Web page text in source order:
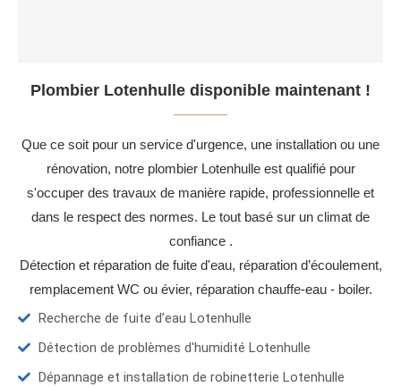
Plombier Lotenhulle disponible maintenant !
Que ce soit pour un service d'urgence, une installation ou une
rénovation, notre plombier Lotenhulle est qualifié pour
s'occuper des travaux de manière rapide, professionnelle et
dans le respect des normes. Le tout basé sur un climat de
confiance .
Détection et réparation de fuite d'eau, réparation d’écoulement,
remplacement WC ou évier, réparation chauffe-eau - boiler.
Recherche de fuite d’eau Lotenhulle
Détection de problèmes d'humidité Lotenhulle
Dépannage et installation de robinetterie Lotenhulle